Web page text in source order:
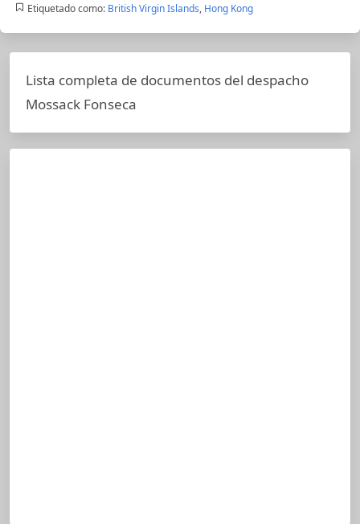
Etiquetado como: British Virgin Islands, Hong Kong
Lista completa de documentos del despacho
Mossack Fonseca